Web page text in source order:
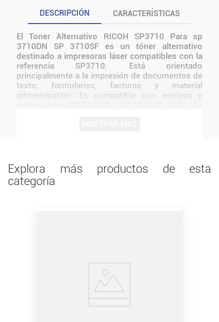
DESCRIPCIÓN CARACTERÍSTICAS
El Toner Alternativo RICOH SP3710 Para sp
3710DN SP 3710SF es un tóner alternativo
destinado a impresoras láser compatibles con la
referencia SP3710. Está orientado
principalmente a la impresión de documentos de
texto, formularios, facturas y material
administrativo. Es compatible con equipos y
Explora más productos de esta
categoría